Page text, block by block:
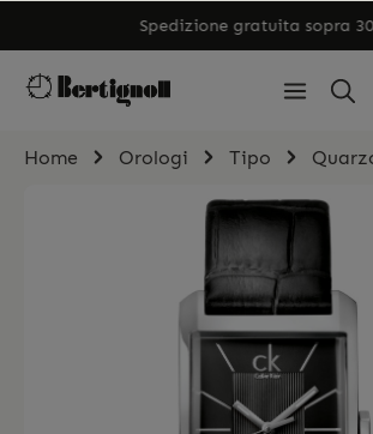
Spedizione gratuita sopra
Home Orologi Tipo